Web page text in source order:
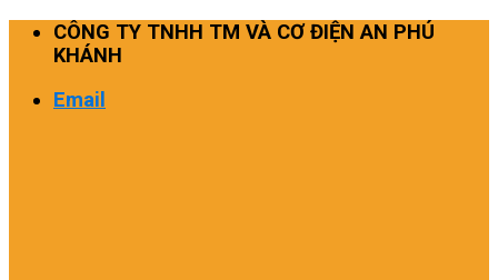
Skip
CÔNG TY TNHH TM VÀ CƠ ĐIỆN AN PHÚ
KHÁNH
Email